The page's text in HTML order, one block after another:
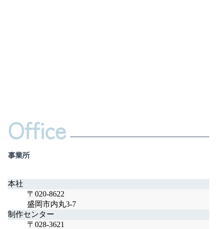
Office
事業所
本社
〒020-8622
盛岡市内丸3-7
制作センター
〒028-3621